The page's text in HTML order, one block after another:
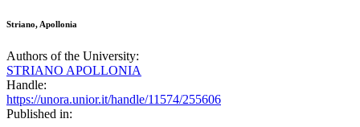
Striano, Apollonia
Authors of the University:
STRIANO APOLLONIA
Handle:
https://unora.unior.it/handle/11574/255606
Published in: